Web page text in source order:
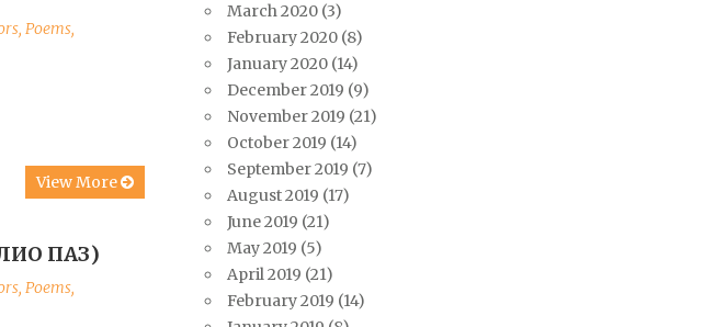
, Poems,
View More
ПАЗ)
, Poems,
March 2020(3)
February 2020(8)
January 2020(14)
December 2019 (9)
November 2019 (21)
October 2019 (14)
September 2019 (7)
August 2019 (17)
June 2019 (21)
May 2019 (5)
April 2019 (21)
February 2019 (14)